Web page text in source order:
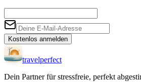
Kostenlos anmelden
travelperfect
Dein Partner für stressfreie, perfekt